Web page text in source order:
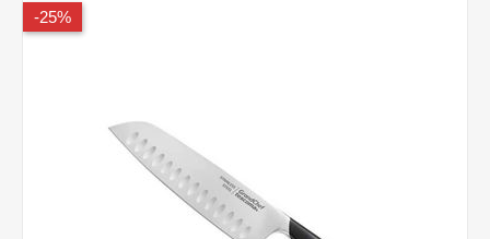
25%-